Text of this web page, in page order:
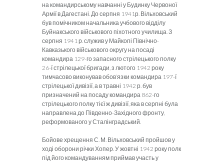
на командирському навчанні у Будинку Червоної
Армії в Дагестані. До серпня 1941р. Вільховський
був помічником начальника учбового відділу
Буйнакського військового піхотного училища. З
серпня 1941 р. служив у Майкопі Північно-
Кавказького військового округу на посаді
командира 129-го запасного стрілецького полку
26-ї стрілецької бригади, з лютого 1942 року
тимчасово виконував обов’язки командира 197-ї
стрілецької дивізії, а в травні 1942 р. був
призначений на посаду командира 862-го
стрілецького полку тієї ж дивізії, яка в серпні була
направлена до Південно-Західного фронту,
реформованого у Сталінградський.
Бойове хрещення С. М. Вільховський пройшов у
ході оборони річки Хопер. У жовтні 1942 року полк
під його командуванням приймав участь у